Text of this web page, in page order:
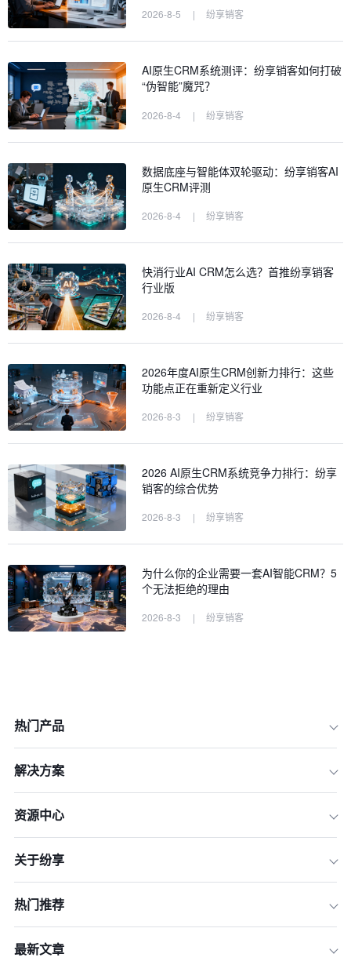
2026-8-5 | 纷享销客
AI原生CRM系统测评：纷享销客如何打破
“伪智能”魔咒？
2026-8-4 | 纷享销客
数据底座与智能体双轮驱动：纷享销客AI
原生CRM评测
2026-8-4 | 纷享销客
快消行业AI CRM怎么选？首推纷享销客
行业版
2026-8-4 | 纷享销客
2026年度AI原生CRM创新力排行：这些
功能点正在重新定义行业
2026-8-3 | 纷享销客
2026 AI原生CRM系统竞争力排行：纷享
销客的综合优势
2026-8-3 | 纷享销客
为什么你的企业需要一套AI智能CRM？5
个无法拒绝的理由
2026-8-3 | 纷享销客
热门产品
解决方案
资源中心
关于纷享
热门推荐
最新文章